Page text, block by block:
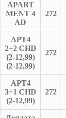
APART
MENT 4
AD
272
APT4
2+2 CHD
(2-12,99)
(2-12,99)
272
APT4
3+1 CHD
(2-12,99)
272